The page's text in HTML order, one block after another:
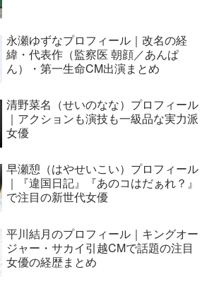
永瀬ゆずなプロフィール｜改名の経
緯・代表作（監察医 朝顔／あんぱ
ん）・第一生命CM出演まとめ
清野菜名（せいのなな）プロフィール
｜アクションも演技も一級品な実力派
女優
早瀬憩（はやせいこい）プロフィール
｜『違国日記』『あのコはだぁれ？』
で注目の新世代女優
平川結月のプロフィール｜キングオー
ジャー・サカイ引越CMで話題の注目
女優の経歴まとめ